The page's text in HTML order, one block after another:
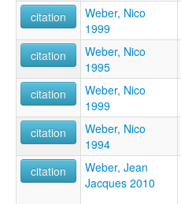
citation
Weber, Nico
1999
citation
Weber, Nico
1995
citation
Weber, Nico
1999
citation
Weber, Nico
1994
citation
Weber, Jean
Jacques 2010